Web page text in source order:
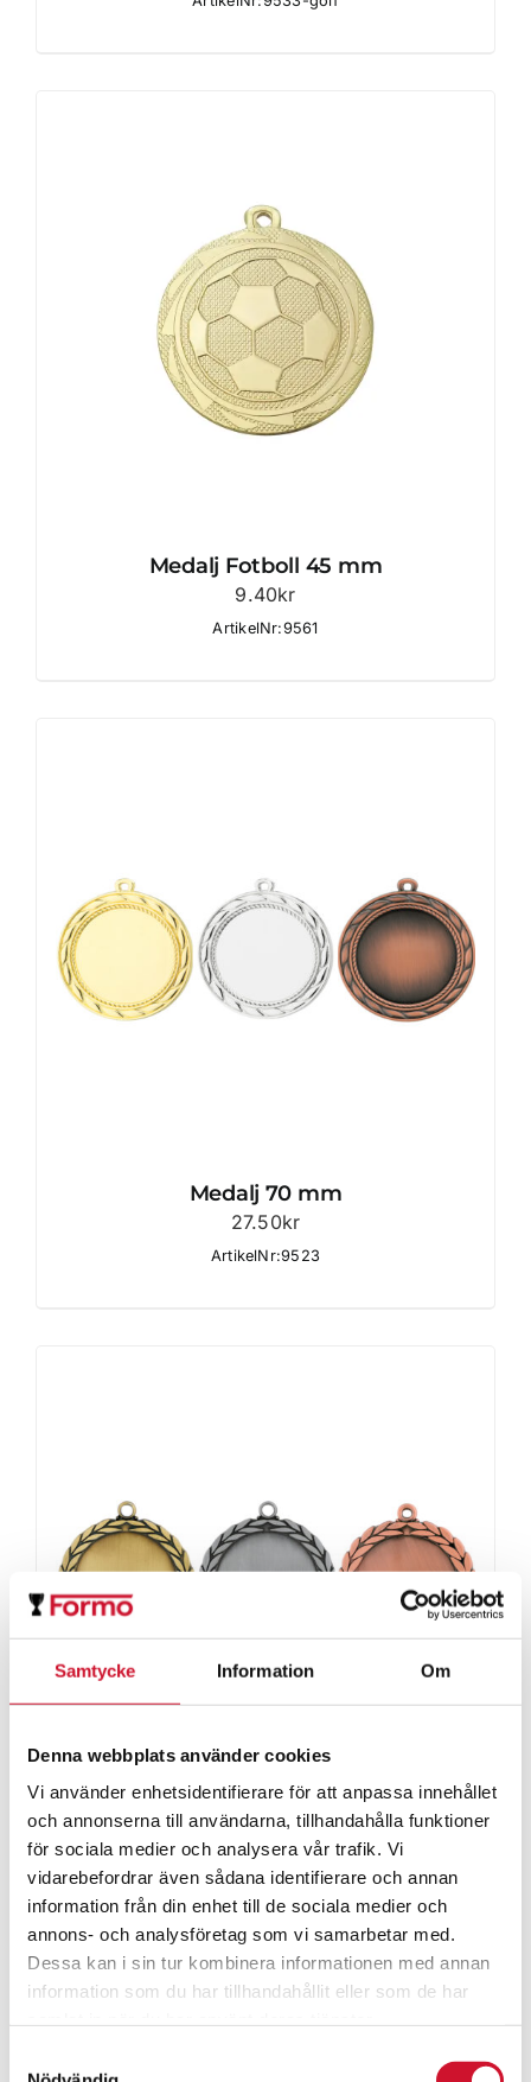
Samtycke Information Om
Denna webbplats använder cookies
Vi använder enhetsidentifierare för att anpassa innehållet
och annonserna till användarna, tillhandahålla funktioner
för sociala medier och analysera vår trafik. Vi
vidarebefordrar även sådana identifierare och annan
information från din enhet till de sociala medier och
annons- och analysföretag som vi samarbetar med.
Dessa kan i sin tur kombinera informationen med annan
information som du har tillhandahållit eller som de har
Medalj Fotboll 45 mm
9.40kr
ArtikelNr:9561
Medalj 70 mm
27.50kr
ArtikelNr:9523
Medalj 70 mm
36.00kr
ArtikelNr:9521